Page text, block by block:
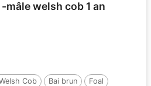
mâle welsh cob 1 an
Cob
Bai brun
Foal